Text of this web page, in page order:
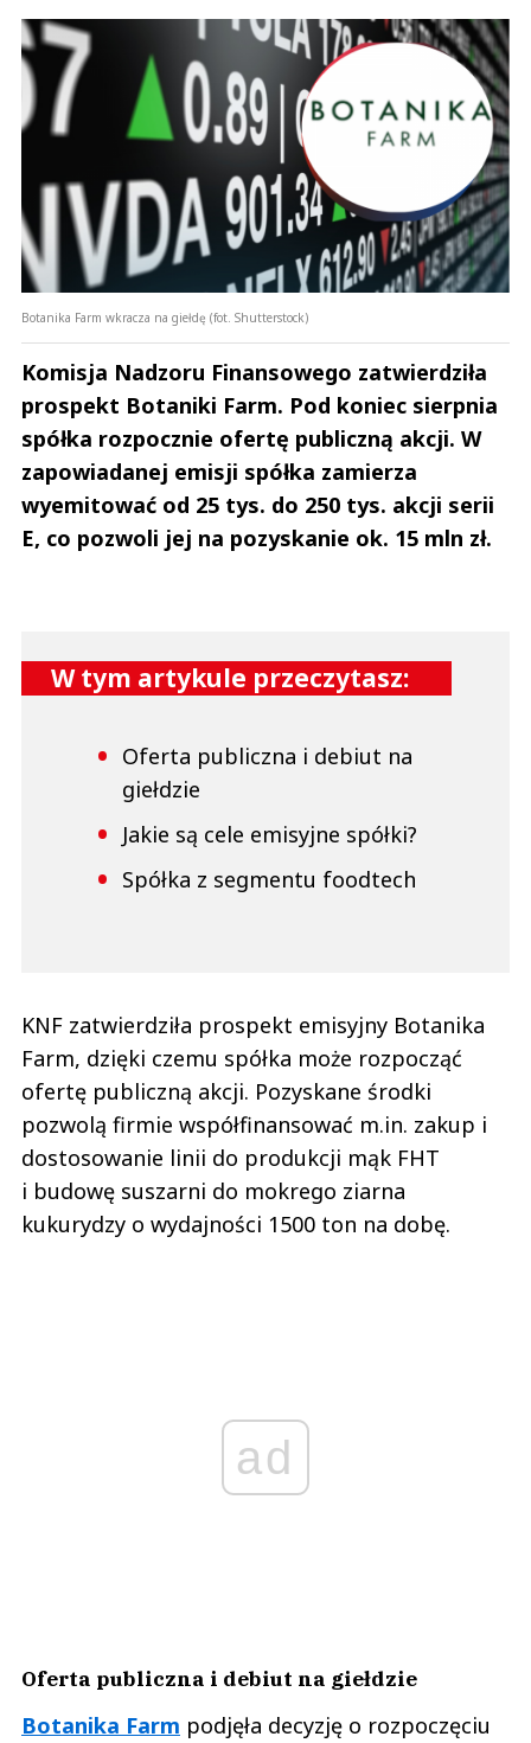
Botanika Farm wkracza na giełdę (fot. Shutterstock)
Komisja Nadzoru Finansowego zatwierdziła
prospekt Botaniki Farm. Pod koniec sierpnia
spółka rozpocznie ofertę publiczną akcji. W
zapowiadanej emisji spółka zamierza
wyemitować od 25 tys. do 250 tys. akcji serii
E, co pozwoli jej na pozyskanie ok. 15 mln zł.
W tym artykule przeczytasz:
Oferta publiczna i debiut na
giełdzie
Jakie są cele emisyjne spółki?
Spółka z segmentu foodtech
KNF zatwierdziła prospekt emisyjny Botanika
Farm, dzięki czemu spółka może rozpocząć
ofertę publiczną akcji. Pozyskane środki
pozwolą firmie współfinansować m.in. zakup i
dostosowanie linii do produkcji mąk FHT
i budowę suszarni do mokrego ziarna
kukurydzy o wydajności 1500 ton na dobę.
ad
Oferta publiczna i debiut na giełdzie
Botanika Farm podjęła decyzję o rozpoczęciu